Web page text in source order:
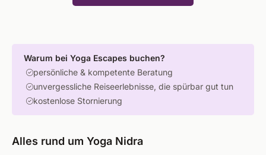
Warum bei Yoga Escapes buchen?
persönliche & kompetente Beratung
unvergessliche Reiseerlebnisse, die spürbar gut tun
kostenlose Stornierung
Alles rund um Yoga Nidra